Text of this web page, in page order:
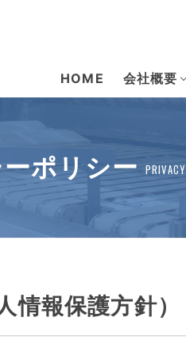
HOME 会社概要
ポリシー PRIVACY
報保護方針）